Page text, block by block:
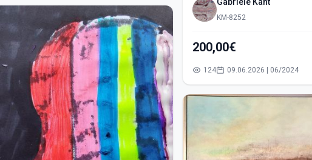
KM-8252
200,00€
124 09.06.2026 | 06/2024